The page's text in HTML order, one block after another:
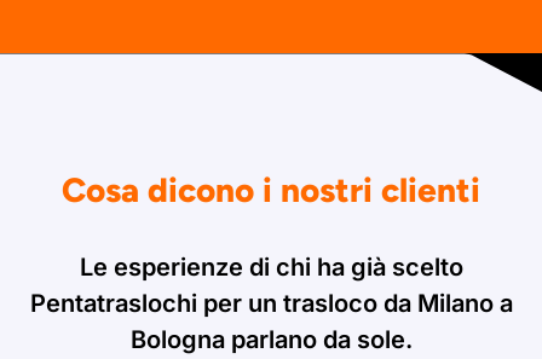
Cosa dicono i nostri clienti
Le esperienze di chi ha già scelto
Pentatraslochi per un trasloco da Milano a
Bologna parlano da sole.